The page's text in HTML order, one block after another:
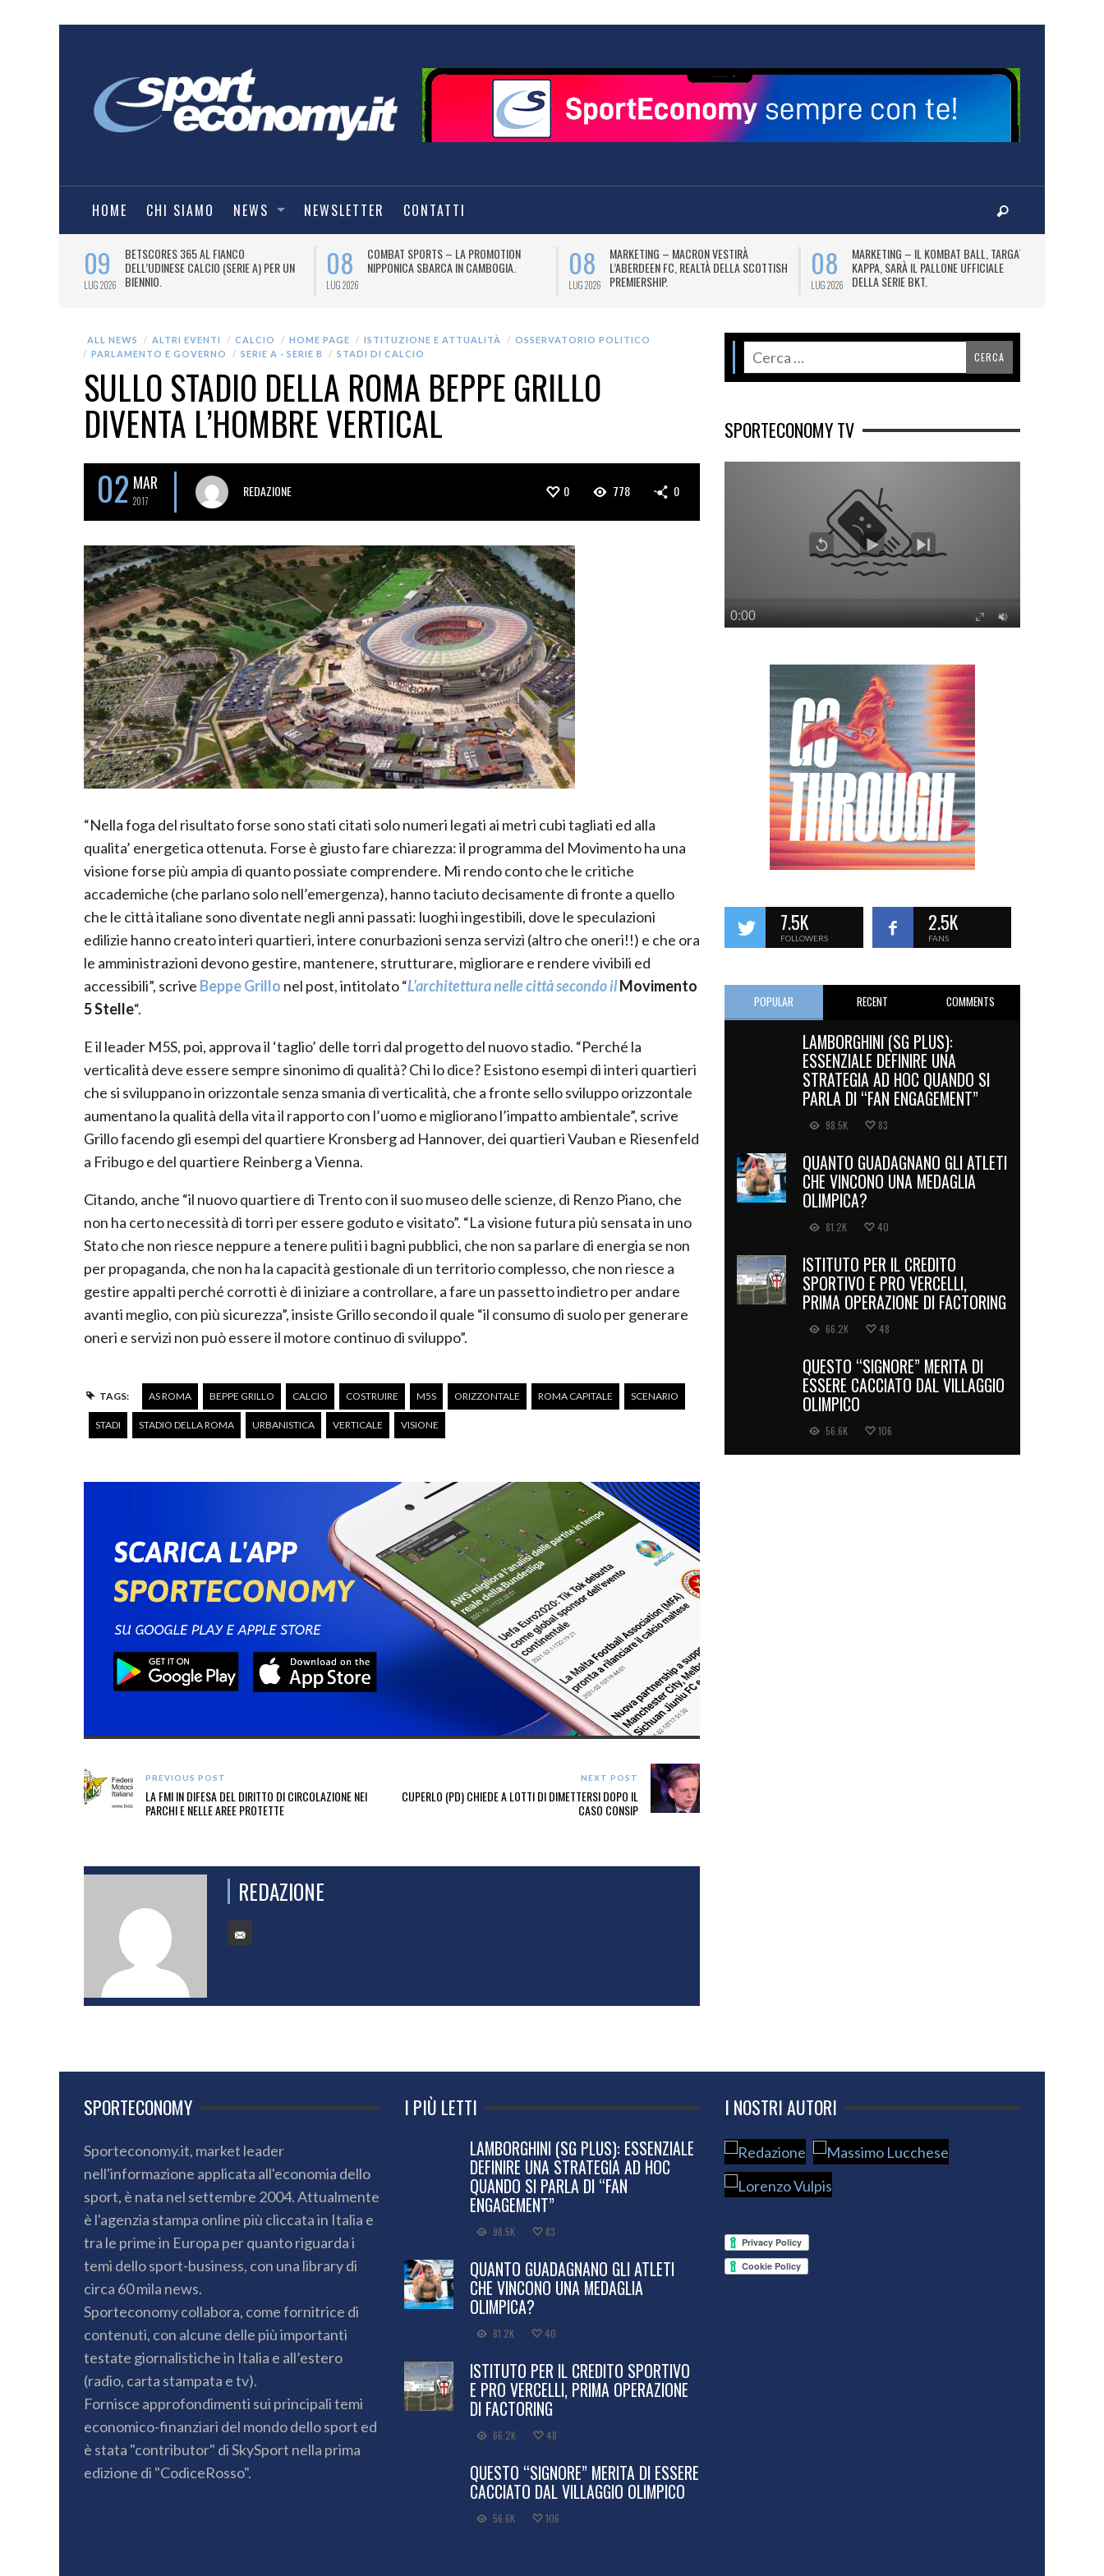
HOME CHI SIAMO NEWS NEWSLETTER CONTATTI
09
LUG 2026
BETSCORES 365 AL FIANCO
DELL’UDINESE CALCIO (SERIE A) PER UN
BIENNIO.
08
LUG 2026
COMBAT SPORTS – LA PROMOTION
NIPPONICA SBARCA IN CAMBOGIA.
08
LUG 2026
MARKETING – MACRON VESTIRÀ
L’ABERDEEN FC, REALTÀ DELLA SCOTTISH
PREMIERSHIP.
08
LUG 2026
MARKETING – IL KOMBAT BALL, TARGATO
KAPPA, SARÀ IL PALLONE UFFICIALE
DELLA SERIE BKT.
ALL NEWS ALTRI EVENTI CALCIO HOME PAGE ISTITUZIONE E ATTUALITÀ
OSSERVATORIO POLITICO
PARLAMENTO E GOVERNO
SERIE A - SERIE B STADI DI CALCIO
SULLO STADIO DELLA ROMA BEPPE GRILLO
DIVENTA L’HOMBRE VERTICAL
02 MAR
2017
REDAZIONE 0 778 0
“Nella foga del risultato forse sono stati citati solo numeri legati ai metri cubi tagliati ed alla
qualita’ energetica ottenuta. Forse è giusto fare chiarezza: il programma del Movimento ha una
visione forse più ampia di quanto possiate comprendere. Mi rendo conto che le critiche
accademiche (che parlano solo nell’emergenza), hanno taciuto decisamente di fronte a quello
che le città italiane sono diventate negli anni passati: luoghi ingestibili, dove le speculazioni
edilizie hanno creato interi quartieri, intere conurbazioni senza servizi (altro che oneri!!) e che ora
le amministrazioni devono gestire, mantenere, strutturare, migliorare e rendere vivibili ed
accessibili”, scrive Beppe Grillo nel post, intitolato “L’architettura nelle città secondo ilMovimento
5 Stelle“.
E il leader M5S, poi, approva il ‘taglio’ delle torri dal progetto del nuovo stadio. “Perché la
verticalità deve essere sempre sinonimo di qualità? Chi lo dice? Esistono esempi di interi quartieri
che si sviluppano in orizzontale senza smania di verticalità, che a fronte sello sviluppo orizzontale
aumentano la qualità della vita il rapporto con l’uomo e migliorano l’impatto ambientale”, scrive
Grillo facendo gli esempi del quartiere Kronsberg ad Hannover, dei quartieri Vauban e Riesenfeld
a Fribugo e del quartiere Reinberg a Vienna.
Citando, anche “il nuovo quartiere di Trento con il suo museo delle scienze, di Renzo Piano, che
non ha certo necessità di torri per essere goduto e visitato”. “La visione futura più sensata in uno
Stato che non riesce neppure a tenere puliti i bagni pubblici, che non sa parlare di energia se non
per propaganda, che non ha la capacità gestionale di un territorio complesso, che non riesce a
gestire appalti perché corrotti è di iniziare a controllare, a fare un passetto indietro per andare
avanti meglio, con più sicurezza”, insiste Grillo secondo il quale “il consumo di suolo per generare
oneri e servizi non può essere il motore continuo di sviluppo”.
TAGS: AS ROMA BEPPE GRILLO CALCIO COSTRUIRE M5S ORIZZONTALE ROMA CAPITALE SCENARIO
STADI STADIO DELLA ROMA URBANISTICA VERTICALE VISIONE
PREVIOUS POST
LA FMI IN DIFESA DEL DIRITTO DI CIRCOLAZIONE NEI
PARCHI E NELLE AREE PROTETTE
NEXT POST
CUPERLO (PD) CHIEDE A LOTTI DI DIMETTERSI DOPO IL
CASO CONSIP
REDAZIONE
SPORTECONOMY TV
7.5K
FOLLOWERS
2.5K
FANS
POPULAR RECENT COMMENTS
LAMBORGHINI (SG PLUS):
ESSENZIALE DEFINIRE UNA
STRATEGIA AD HOC QUANDO SI
PARLA DI “FAN ENGAGEMENT”
98.5K 83
QUANTO GUADAGNANO GLI ATLETI
CHE VINCONO UNA MEDAGLIA
OLIMPICA?
81.2K 40
ISTITUTO PER IL CREDITO
SPORTIVO E PRO VERCELLI,
PRIMA OPERAZIONE DI FACTORING
66.2K 48
QUESTO “SIGNORE” MERITA DI
ESSERE CACCIATO DAL VILLAGGIO
OLIMPICO
56.6K 106
SPORTECONOMY
Sporteconomy.it, market leader
nell'informazione applicata all'economia dello
sport, è nata nel settembre 2004. Attualmente
è l'agenzia stampa online più cliccata in Italia e
tra le prime in Europa per quanto riguarda i
temi dello sport-business, con una library di
circa 60 mila news.
Sporteconomy collabora, come fornitrice di
contenuti, con alcune delle più importanti
testate giornalistiche in Italia e all’estero
(radio, carta stampata e tv).
Fornisce approfondimenti sui principali temi
economico-finanziari del mondo dello sport ed
è stata "contributor" di SkySport nella prima
edizione di "CodiceRosso".
I PIÙ LETTI
LAMBORGHINI (SG PLUS): ESSENZIALE
DEFINIRE UNA STRATEGIA AD HOC
QUANDO SI PARLA DI “FAN
ENGAGEMENT”
98.5K 83
QUANTO GUADAGNANO GLI ATLETI
CHE VINCONO UNA MEDAGLIA
OLIMPICA?
81.2K 40
ISTITUTO PER IL CREDITO SPORTIVO
E PRO VERCELLI, PRIMA OPERAZIONE
DI FACTORING
66.2K 48
QUESTO “SIGNORE” MERITA DI ESSERE
CACCIATO DAL VILLAGGIO OLIMPICO
56.6K 106
I NOSTRI AUTORI